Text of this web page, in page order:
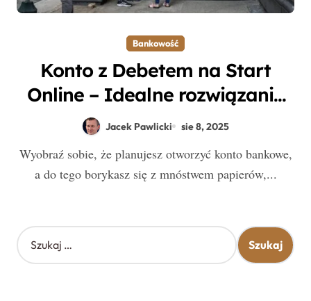
Bankowość
Konto z Debetem na Start
Online – Idealne rozwiązanie
Bez BIK! Sprawdź Ofertę
Jacek Pawlicki sie 8, 2025
Wyobraź sobie, że planujesz otworzyć konto bankowe,
a do tego borykasz się z mnóstwem papierów,...
S
z